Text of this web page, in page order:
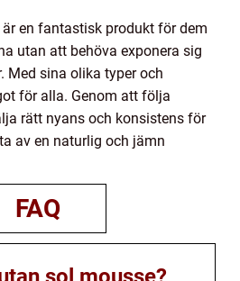
en fantastisk produkt för dem
utan att behöva exponera sig
Med sina olika typer och
för alla. Genom att följa
rätt nyans och konsistens för
av en naturlig och jämn
FAQ